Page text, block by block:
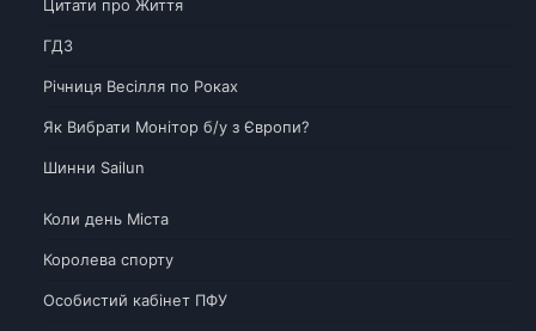
Цитати про Життя
ГДЗ
Річниця Весілля по Роках
Як Вибрати Монітор б/у з Європи?
Шинни Sailun
Коли день Міста
Королева спорту
Особистий кабінет ПФУ